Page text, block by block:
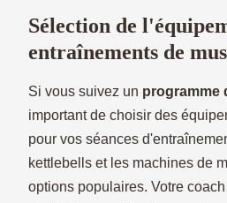
Sélection de
entraînements de
Si vous suivez un programme
important de choisir des
pour vos séances
kettlebells et les machines de
options populaires. Votre